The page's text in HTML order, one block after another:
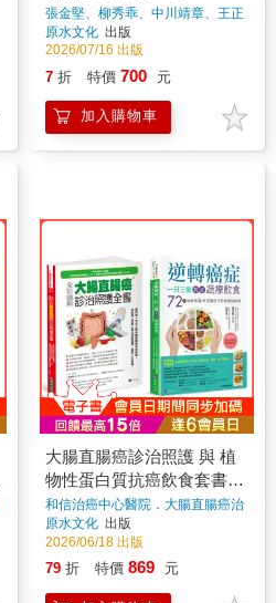
飲食全書(16週年暢銷修訂
版＆附別冊64頁)+癌症化療
生活照護全書
張金堅、柳秀乖、中川靖章、王正
旭著
原水文化 出版
2026/07/16 出版
7 折 特價 700 元
加入購物車
大腸直腸癌診治照護 與 植
物性蛋白質抗癌飲食套書
(共2本)：全彩圖解 大腸直
腸癌診治照護全書+逆轉癌
症，一日三餐對症蔬療飲食
和信治癌中心醫院．大腸直腸癌治
療團隊、張金堅、柳秀乖◎合著
著
原水文化 出版
2026/06/18 出版
79 折 特價 869 元